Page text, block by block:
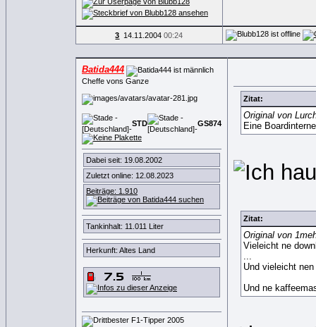
3 14.11.200400:24
Batida444
Cheffe vons Ganze
STD GS874
Dabei seit: 19.08.2002
Zuletzt online: 12.08.2023
Beiträge: 1.910
Tankinhalt: 11.011 Liter
Herkunft: Altes Land
Zitat:
Original von
Eine
Zitat:
Original von
Vieleicht ne
...
Und vieleicht
Und ne